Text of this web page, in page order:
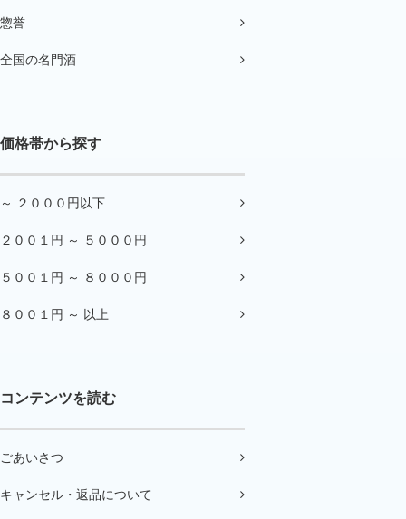
惣誉
全国の名門酒
価格帯から探す
～ ２０００円以下
２００１円 ～ ５０００円
５００１円 ～ ８０００円
８００１円 ～ 以上
コンテンツを読む
ごあいさつ
キャンセル・返品について